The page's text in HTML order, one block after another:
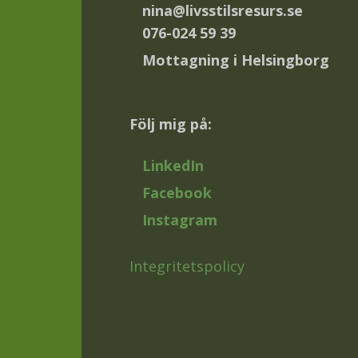
nina@livsstilsresurs.se
076-024 59 39
Mottagning i Helsingborg
Följ mig på:
LinkedIn
Facebook
Instagram
Integritetspolicy